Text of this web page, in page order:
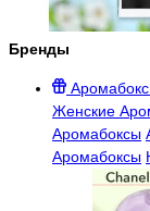
Бренды
Женские
Аромабоксы
Аромабоксы